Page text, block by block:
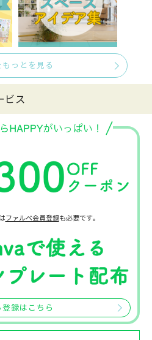
っとを見る
ビス
ファルベ会員登録も必要です。
録はこちら